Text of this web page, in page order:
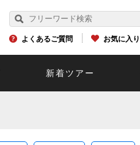
よくあるご質問 お気に入り
新着ツアー